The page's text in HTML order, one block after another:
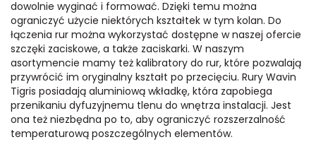
dowolnie wyginać i formować. Dzięki temu można
ograniczyć użycie niektórych kształtek w tym kolan. Do
łączenia rur można wykorzystać dostępne w naszej ofercie
szczęki zaciskowe, a także zaciskarki. W naszym
asortymencie mamy też kalibratory do rur, które pozwalają
przywrócić im oryginalny kształt po przecięciu. Rury Wavin
Tigris posiadają aluminiową wkładkę, która zapobiega
przenikaniu dyfuzyjnemu tlenu do wnętrza instalacji. Jest
ona też niezbędna po to, aby ograniczyć rozszerzalność
temperaturową poszczególnych elementów.